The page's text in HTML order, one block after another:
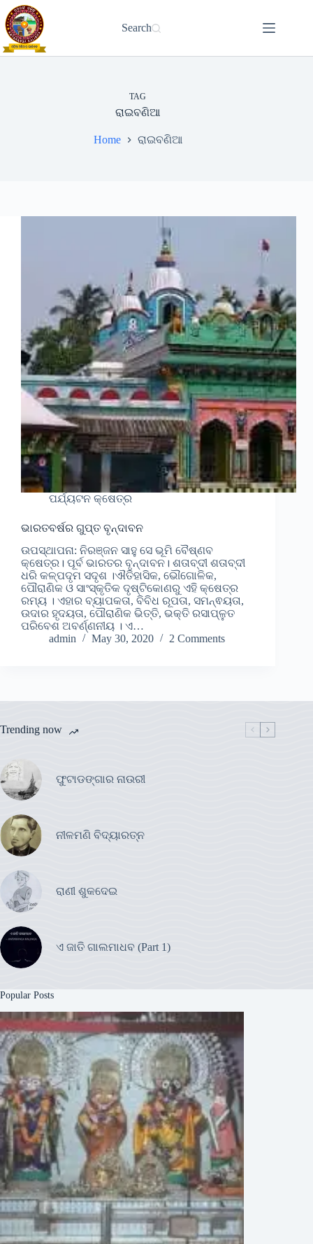
Skip
to
content
Search
TAG
ରାଇବଣିଆ
Home ରାଇବଣିଆ
ପର୍ଯ୍ୟଟନ କ୍ଷେତ୍ର
ଭାରତବର୍ଷର ଗୁପ୍ତ ବୃନ୍ଦାବନ
ଉପସ୍ଥାପନା: ନିରଞ୍ଜନ ସାହୁ ସେ ଭୂମି ବୈଷ୍ଣବ
କ୍ଷେତ୍ର। ପୂର୍ବ ଭାରତର ବୃନ୍ଦାବନ। ଶତାବ୍ଦୀ ଶତାବ୍ଦୀ
ଧରି କଳ୍ପଦୃମ ସଦୃଶ ।ଐତିହାସିକ, ଭୌଗୋଳିକ,
ପୌରାଣିକ ଓ ସାଂସ୍କୃତିକ ଦୃଷ୍ଟିକୋଣରୁ ଏହି କ୍ଷେତ୍ର
ରମ୍ୟ । ଏହାର ବ୍ୟାପକତା, ବିବିଧ ରୂପତା, ସମନ୍ଵୟତା,
ଉଦାର ହୃଦୟତା, ପୌରାଣିକ ଭିତ୍ତି, ଭକ୍ତି ରସାପ୍ଳୁତ
ପରିବେଶ ଅବର୍ଣ୍ଣନୀୟ । ଏ…
admin
May 30, 2020 2 Comments
Trending now
ଫୁଟାଡଙ୍ଗାର ନାଉରୀ
ନୀଳମଣି ବିଦ୍ୟାରତ୍ନ
ରାଣୀ ଶୁକଦେଇ
ଏ ଜାତି ଗାଲମାଧବ (Part 1)
Popular Posts